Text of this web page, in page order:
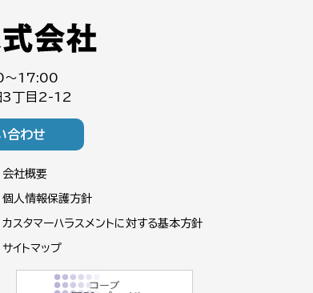
～17:00
3丁目2-12
合わせ
会社概要
個人情報保護方針
カスタマーハラスメントに対する基本方針
サイトマップ